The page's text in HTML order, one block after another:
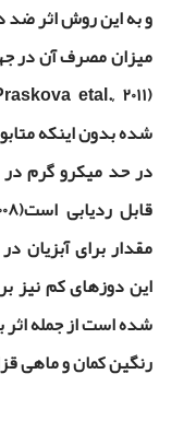
و به این روش اثر ضد
(
etal., 2011
شده بدون اینکه
در حد میکرو گرم در
قابل ردیابی است(
مقدار برای آبزیان
این دوزهای کم نیز
شده است از جمله
رنگین کمان و ماهی